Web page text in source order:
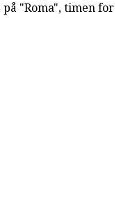
"Roma", timen for